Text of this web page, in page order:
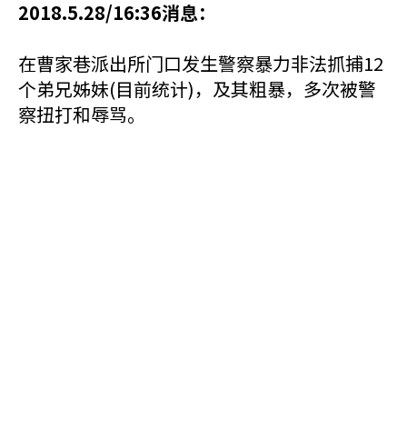
2018.5.28/16:36消息：
在曹家巷派出所门口发生警察暴力非法抓捕12
个弟兄姊妹(目前统计)，及其粗暴，多次被警
察扭打和辱骂。